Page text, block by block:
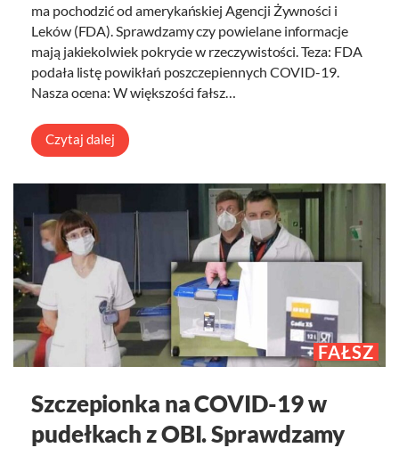
ma pochodzić od amerykańskiej Agencji Żywności i
Leków (FDA). Sprawdzamy czy powielane informacje
mają jakiekolwiek pokrycie w rzeczywistości. Teza: FDA
podała listę powikłań poszczepiennych COVID-19.
Nasza ocena: W większości fałsz…
Czytaj dalej
FAŁSZ
Szczepionka na COVID-19 w
pudełkach z OBI. Sprawdzamy